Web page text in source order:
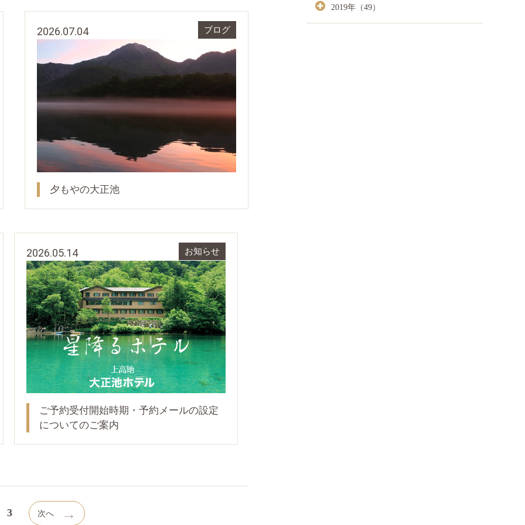
2026.07.04 ブログ
夕もやの大正池
2026.05.14 お知らせ
ご予約受付開始時期・予約メールの設定
についてのご案内
3 次へ →
2019年（49）